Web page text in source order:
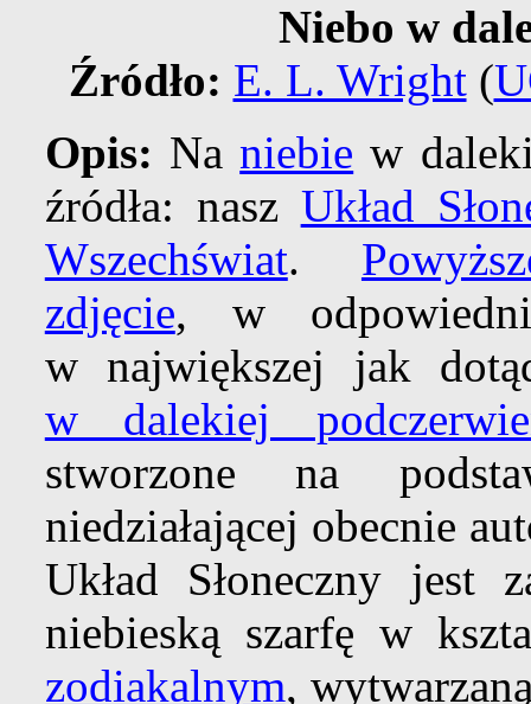
Niebo w
Źródło: E. L. Wright(
Opis: Na niebie w
źródła: nasz Układ
Wszechświat.
zdjęcie, w
w największej jak
w dalekiej
stworzone na
niedziałającej obecnie
Układ Słoneczny jest
niebieską szarfę w
zodiakalnym,